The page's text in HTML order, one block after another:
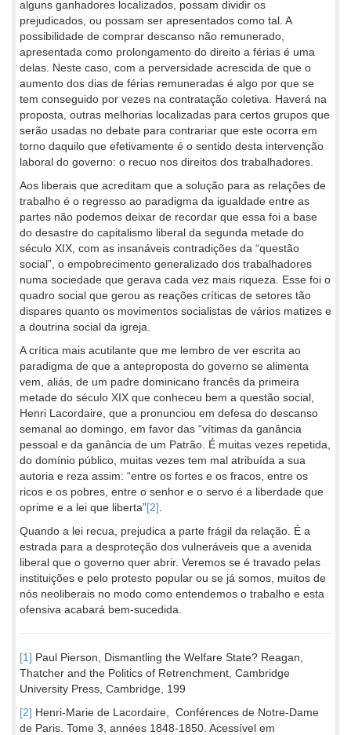
alguns ganhadores localizados, possam dividir os
prejudicados, ou possam ser apresentados como tal. A
possibilidade de comprar descanso não remunerado,
apresentada como prolongamento do direito a férias é uma
delas. Neste caso, com a perversidade acrescida de que o
aumento dos dias de férias remuneradas é algo por que se
tem conseguido por vezes na contratação coletiva. Haverá na
proposta, outras melhorias localizadas para certos grupos que
serão usadas no debate para contrariar que este ocorra em
torno daquilo que efetivamente é o sentido desta intervenção
laboral do governo: o recuo nos direitos dos trabalhadores.
Aos liberais que acreditam que a solução para as relações de
trabalho é o regresso ao paradigma da igualdade entre as
partes não podemos deixar de recordar que essa foi a base
do desastre do capitalismo liberal da segunda metade do
século XIX, com as insanáveis contradições da “questão
social”, o empobrecimento generalizado dos trabalhadores
numa sociedade que gerava cada vez mais riqueza. Esse foi o
quadro social que gerou as reações críticas de setores tão
dispares quanto os movimentos socialistas de vários matizes e
a doutrina social da igreja.
A crítica mais acutilante que me lembro de ver escrita ao
paradigma de que a anteproposta do governo se alimenta
vem, aliás, de um padre dominicano francês da primeira
metade do século XIX que conheceu bem a questão social,
Henri Lacordaire, que a pronunciou em defesa do descanso
semanal ao domingo, em favor das “vítimas da ganância
pessoal e da ganância de um Patrão. É muitas vezes repetida,
do domínio público, muitas vezes tem mal atribuída a sua
autoria e reza assim: “entre os fortes e os fracos, entre os
ricos e os pobres, entre o senhor e o servo é a liberdade que
oprime e a lei que liberta”[2]
Quando a lei recua, prejudica a parte frágil da relação. É a
estrada para a desproteção dos vulneráveis que a avenida
liberal que o governo quer abrir. Veremos se é travado pelas
instituições e pelo protesto popular ou se já somos, muitos de
nós neoliberais no modo como entendemos o trabalho e esta
ofensiva acabará bem-sucedida.
[1] Paul Pierson, Dismantling the Welfare State? Reagan,
Thatcher and the Politics of Retrenchment, Cambridge
University Press, Cambridge, 199
[2] Henri-Marie de Lacordaire, Conférences de Notre-Dame
de Paris. Tome 3, années 1848-1850. Acessível em